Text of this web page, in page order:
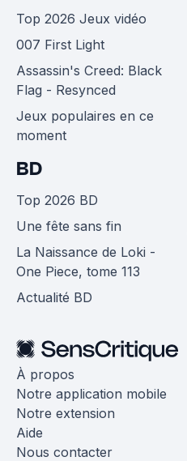
Top 2026 Jeux vidéo
007 First Light
Assassin's Creed: Black
Flag - Resynced
Jeux populaires en ce
moment
BD
Top 2026 BD
Une fête sans fin
La Naissance de Loki -
One Piece, tome 113
Actualité BD
À propos
Notre application mobile
Notre extension
Aide
Nous contacter